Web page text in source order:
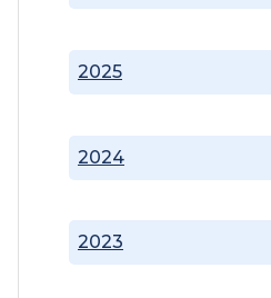
2023
2024
2025